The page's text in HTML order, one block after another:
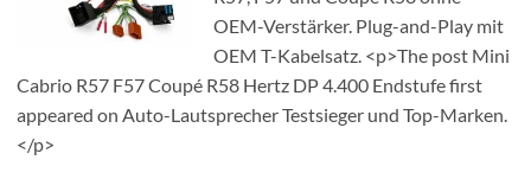
OEM-Verstärker. Plug-and-Play mit
OEM T-Kabelsatz. <p>The post Mini
Cabrio R57 F57 Coupé R58 Hertz DP 4.400 Endstufe first
appeared on Auto-Lautsprecher Testsieger und Top-Marken.
</p>